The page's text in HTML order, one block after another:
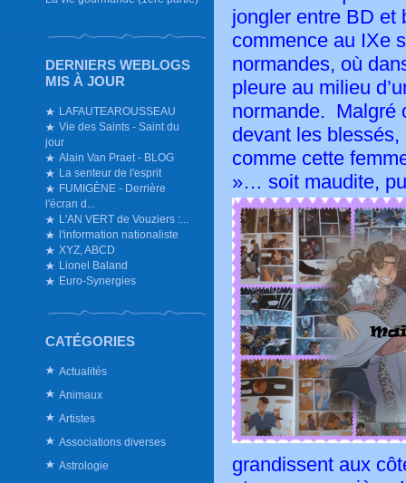
DERNIERS WEBLOGS
MIS À JOUR
LAFAUTEAROUSSEAU
Vie des Saints - Saint du
jour
Alain Van Praet - BLOG
La senteur de l'esprit
FUMIGÈNE - Derrière
l'écran d...
L'AN VERT de Vouziers :...
l'information nationaliste
XYZ, ABCD
Lionel Baland
Euro-Synergies
CATÉGORIES
Actualités
Animaux
Artistes
Associations diverses
Astrologie
jongler entre BD et
commence au IXe
normandes, où
pleure au milieu
normande. Malgré
devant les
comme cette
»… soit maudite,
grandissent aux